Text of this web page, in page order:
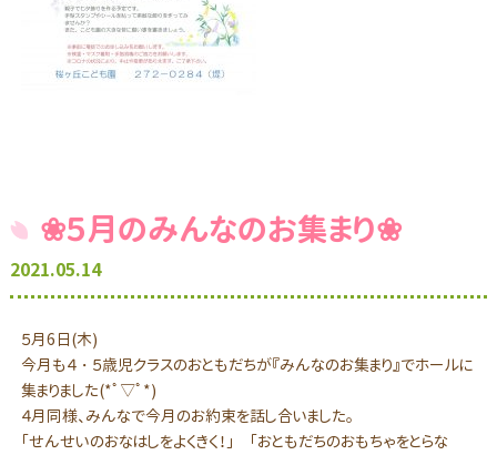
❀５月のみんなのお集まり❀
2021.05.14
５月6日(木)
今月も４・５歳児クラスのおともだちが『みんなのお集まり』でホールに
集まりました(*ﾟ▽ﾟ*)
４月同様、みんなで今月のお約束を話し合いました。
「せんせいのおなはしをよくきく！」 「おともだちのおもちゃをとらな